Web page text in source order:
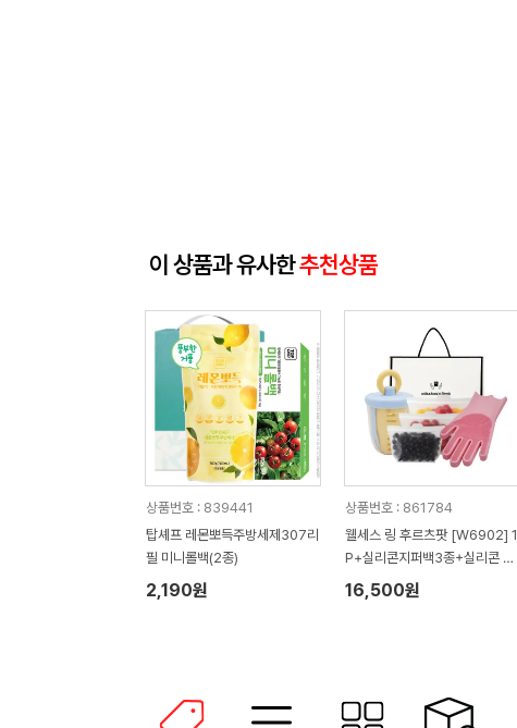
이 상품과 유사한추천상품
상품번호 : 839441
탑셰프 레몬뽀득주방세제307리
필 미니롤백(2종)
2,190원
상품번호 : 861784
웰세스 링 후르츠팟 [W6902] 1
P+실리콘지퍼백3종+실리콘 브
러시 설거지 수세미 일체형 고무
장갑 1P 세트
16,500원